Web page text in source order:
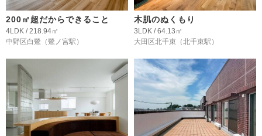
200㎡超だからできること
4LDK / 218.94㎡
中野区白鷺 （鷺ノ宮駅）
木肌のぬくもり
3LDK / 64.13㎡
大田区北千束 （北千束駅）